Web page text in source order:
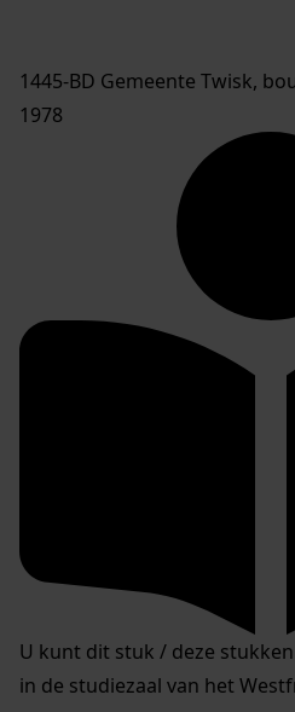
1445-BD Gemeente Twisk,
1978
U kunt dit stuk / deze
in de studiezaal van het